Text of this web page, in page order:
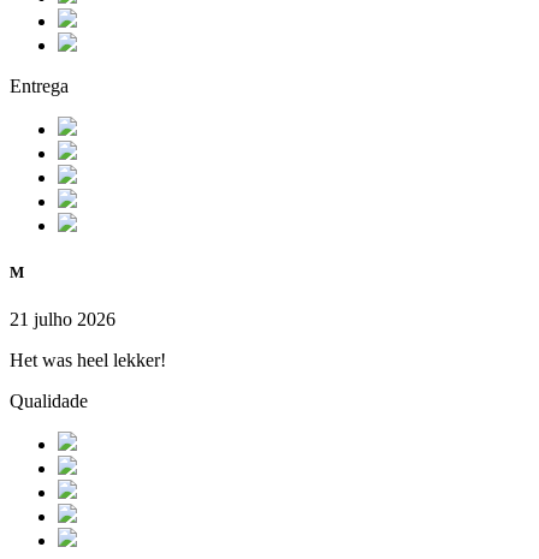
Entrega
M
21 julho 2026
Het was heel lekker!
Qualidade